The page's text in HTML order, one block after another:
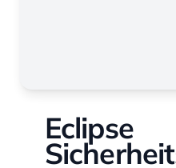
Eclipse